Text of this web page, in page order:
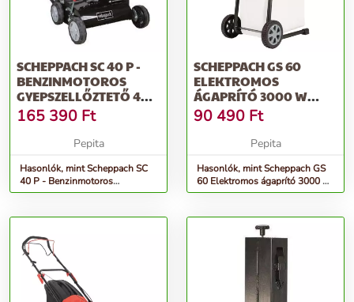
SCHEPPACH SC 40 P -
BENZINMOTOROS
GYEPSZELLŐZTETŐ 40
CM
165 390 Ft
Pepita
Hasonlók, mint Scheppach SC
40 P - Benzinmotoros
gyepszellőztető 40 cm
SCHEPPACH GS 60
ELEKTROMOS
ÁGAPRÍTÓ 3000 W
MOTORRAL, ÁTLÁTSZÓ
GYŰ...
90 490 Ft
Pepita
Hasonlók, mint Scheppach GS
60 Elektromos ágaprító 3000 W
motorral, átlátszó gyű...